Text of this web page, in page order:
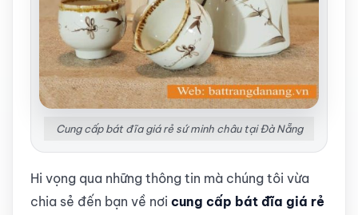
Cung cấp bát đĩa giá rẻ sứ minh châu tại Đà Nẵng
Hi vọng qua những thông tin mà chúng tôi vừa
chia sẻ đến bạn về nơi cung cấp bát đĩa giá rẻ